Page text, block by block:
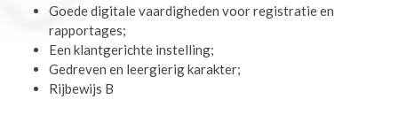
Goede digitale vaardigheden voor registratie en
rapportages;
Een klantgerichte instelling;
Gedreven en leergierig karakter;
Rijbewijs B